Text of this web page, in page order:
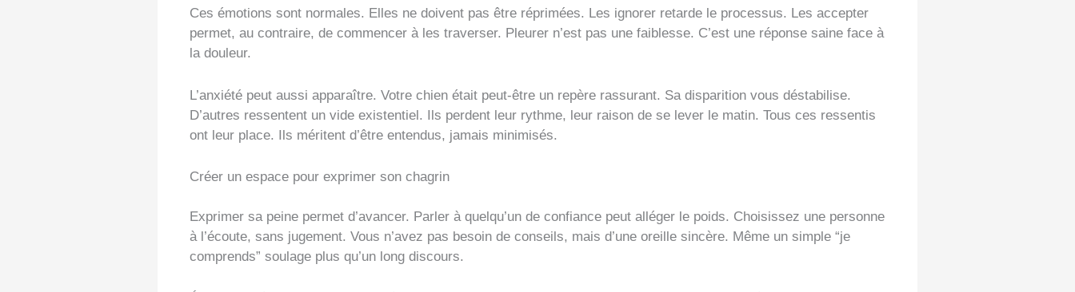
Ces émotions sont normales. Elles ne doivent pas être réprimées. Les ignorer retarde le processus. Les accepter
permet, au contraire, de commencer à les traverser. Pleurer n’est pas une faiblesse. C’est une réponse saine face à
la douleur.
L’anxiété peut aussi apparaître. Votre chien était peut-être un repère rassurant. Sa disparition vous déstabilise.
D’autres ressentent un vide existentiel. Ils perdent leur rythme, leur raison de se lever le matin. Tous ces ressentis
ont leur place. Ils méritent d’être entendus, jamais minimisés.
Créer un espace pour exprimer son chagrin
Exprimer sa peine permet d’avancer. Parler à quelqu’un de confiance peut alléger le poids. Choisissez une personne
à l’écoute, sans jugement. Vous n’avez pas besoin de conseils, mais d’une oreille sincère. Même un simple “je
comprends” soulage plus qu’un long discours.